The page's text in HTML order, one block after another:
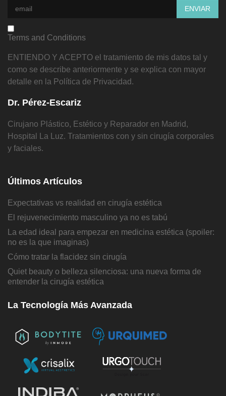
Terms and Conditions
ENTIENDO Y ACEPTO el tratamiento de mis datos tal y
como se describe anteriormente y se explica con mayor
detalle en la Política de Privacidad.
Dr. Pérez-Escariz
Cirujano Plástico, Estético y Reparador en Madrid,
Hospital La Luz. Tratamientos con y sin cirugía corporales
y faciales.
Últimos Artículos
Expectativas vs realidad en cirugía estética
El rejuvenecimiento masculino ya no es tabú
La edad ideal para empezar en medicina estética (spoiler:
no es la que imaginas)
Cómo tratar la flacidez sin cirugía
Quiet beauty o belleza silenciosa: una nueva forma de
entender la cirugía estética
La Tecnología Más Avanzada